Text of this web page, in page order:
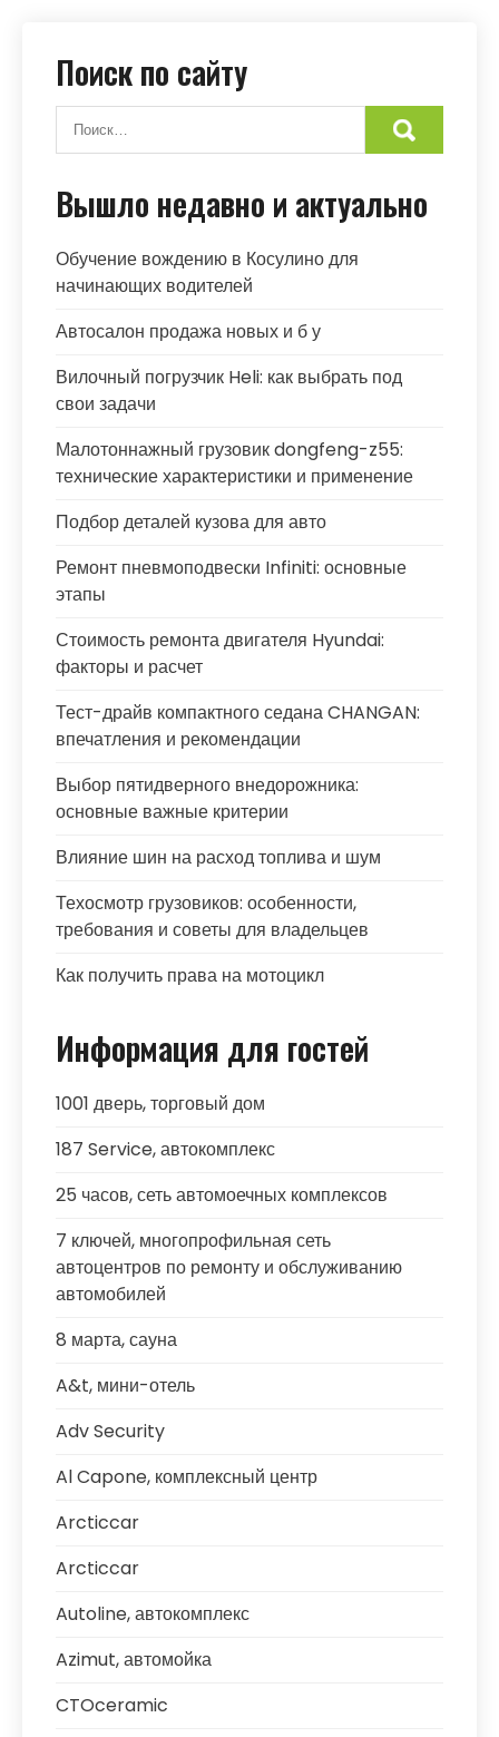
Поиск по сайту
Вышло недавно и актуально
Обучение вождению в Косулино для
начинающих водителей
Автосалон продажа новых и б у
Вилочный погрузчик Heli: как выбрать под
свои задачи
Малотоннажный грузовик dongfeng-z55:
технические характеристики и применение
Подбор деталей кузова для авто
Ремонт пневмоподвески Infiniti: основные
этапы
Стоимость ремонта двигателя Hyundai:
факторы и расчет
Тест-драйв компактного седана CHANGAN:
впечатления и рекомендации
Выбор пятидверного внедорожника:
основные важные критерии
Влияние шин на расход топлива и шум
Техосмотр грузовиков: особенности,
требования и советы для владельцев
Как получить права на мотоцикл
Информация для гостей
1001 дверь, торговый дом
187 Service, автокомплекс
25 часов, сеть автомоечных комплексов
7 ключей, многопрофильная сеть
автоцентров по ремонту и обслуживанию
автомобилей
8 марта, сауна
A&t, мини-отель
Adv Security
Al Capone, комплексный центр
Arcticcar
Arcticcar
Autoline, автокомплекс
Azimut, автомойка
CTOceramic